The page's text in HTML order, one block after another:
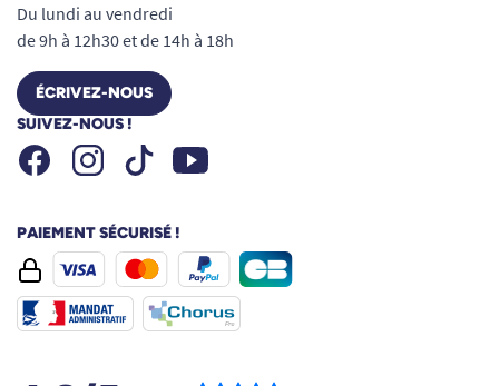
Du lundi au vendredi
de 9h à 12h30 et de 14h à 18h
ÉCRIVEZ-NOUS
SUIVEZ-NOUS !
FacebookInstagramTiktok Youtube
PAIEMENT SÉCURISÉ !